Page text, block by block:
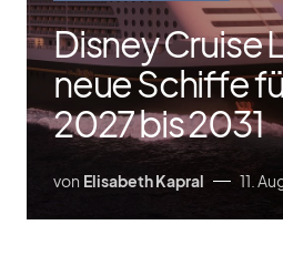
Disney Cruise
neue Schiffe
2027 bis 2031
von Elisabeth Kapral 11.